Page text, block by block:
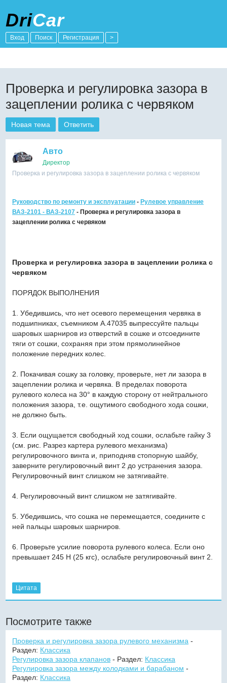
DriCar
Вход Поиск Регистрация >
Проверка и регулировка зазора в
зацеплении ролика с червяком
Новая тема Ответить
Авто
Директор
Проверка и регулировка зазора в зацеплении ролика с червяком
Руководство по ремонту и эксплуатации- Рулевое управление
ВАЗ-2101 - ВАЗ-2107- Проверка и регулировка зазора в
зацеплении ролика с червяком
Проверка и регулировка зазора в зацеплении ролика с
червяком
ПОРЯДОК ВЫПОЛНЕНИЯ
1. Убедившись, что нет осевого перемещения червяка в
подшипниках, съемником А.47035 выпрессуйте пальцы
шаровых шарниров из отверстий в сошке и отсоедините
тяги от сошки, сохраняя при этом прямолинейное
положение передних колес.
2. Покачивая сошку за головку, проверьте, нет ли зазора в
зацеплении ролика и червяка. В пределах поворота
рулевого колеса на 30° в каждую сторону от нейтрального
положения зазора, т.е. ощутимого свободного хода сошки,
не должно быть.
3. Если ощущается свободный ход сошки, ослабьте гайку 3
(см. рис. Разрез картера рулевого механизма)
регулировочного винта и, приподняв стопорную шайбу,
заверните регулировочный винт 2 до устранения зазора.
Регулировочный винт слишком не затягивайте.
4. Регулировочный винт слишком не затягивайте.
5. Убедившись, что сошка не перемещается, соедините с
ней пальцы шаровых шарниров.
6. Проверьте усилие поворота рулевого колеса. Если оно
превышает 245 Н (25 кгс), ослабьте регулировочный винт 2.
Цитата
Посмотрите также
Проверка и регулировка зазора рулевого механизма-
Раздел: Классика
Регулировка зазора клапанов- Раздел: Классика
Регулировка зазора между колодками и барабаном -
Раздел: Классика